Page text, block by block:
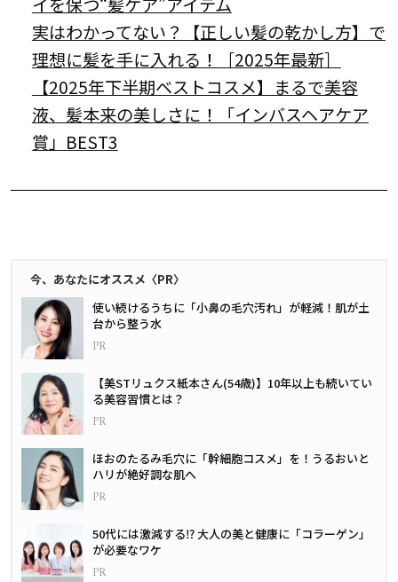
実はわかってない？【正しい髪の乾かし方】で
理想に髪を手に入れる！［2025年最新］
【2025年下半期ベストコスメ】まるで美容
液、髪本来の美しさに！「インバスヘアケア
賞」BEST3
今、あなたにオススメ〈PR〉
使い続けるうちに「小鼻の毛穴汚れ」が軽減！肌が土
台から整う水
【美STリュクス紙本さん(54歳)】10年以上も続いてい
る美容習慣とは？
ほおのたるみ毛穴に「幹細胞コスメ」を！うるおいと
ハリが絶好調な肌へ
50代には激減する⁉ 大人の美と健康に「コラーゲン」
が必要なワケ